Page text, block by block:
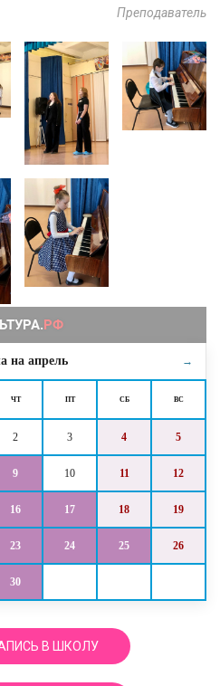
на апрель →
ЧТ ПТ СБ ВС
2 3 4 5
9 10 11 12
16 17 18 19
23 24 25 26
30
В ШКОЛУ
Преподаватель